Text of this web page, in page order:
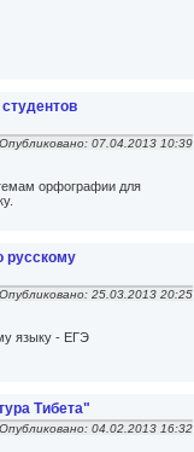
07.04.2013 10:39
орфографии для
русскому
25.03.2013 20:25
языку - ЕГЭ
Тибета"
04.02.2013 16:32